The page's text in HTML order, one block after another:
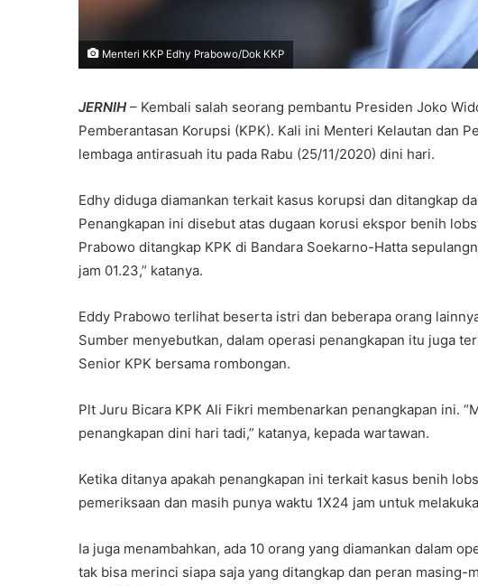
Menteri KKP Edhy Prabowo/Dok KKP
JERNIH – Kembali salah seorang pembantu Presiden Joko
Pemberantasan Korupsi (KPK). Kali ini Menteri Kelautan dan
lembaga antirasuah itu pada Rabu (25/11/2020) dini hari.
Edhy diduga diamankan terkait kasus korupsi dan ditangkap
Penangkapan ini disebut atas dugaan korusi ekspor benih
Prabowo ditangkap KPK di Bandara Soekarno-Hatta
jam 01.23,” katanya.
Eddy Prabowo terlihat beserta istri dan beberapa orang
Sumber menyebutkan, dalam operasi penangkapan itu juga
Senior KPK bersama rombongan.
Plt Juru Bicara KPK Ali Fikri membenarkan penangkapan ini.
penangkapan dini hari tadi,” katanya, kepada wartawan.
Ketika ditanya apakah penangkapan ini terkait kasus benih
pemeriksaan dan masih punya waktu 1X24 jam untuk
Ia juga menambahkan, ada 10 orang yang diamankan dalam
tak bisa merinci siapa saja yang ditangkap dan peran masing-